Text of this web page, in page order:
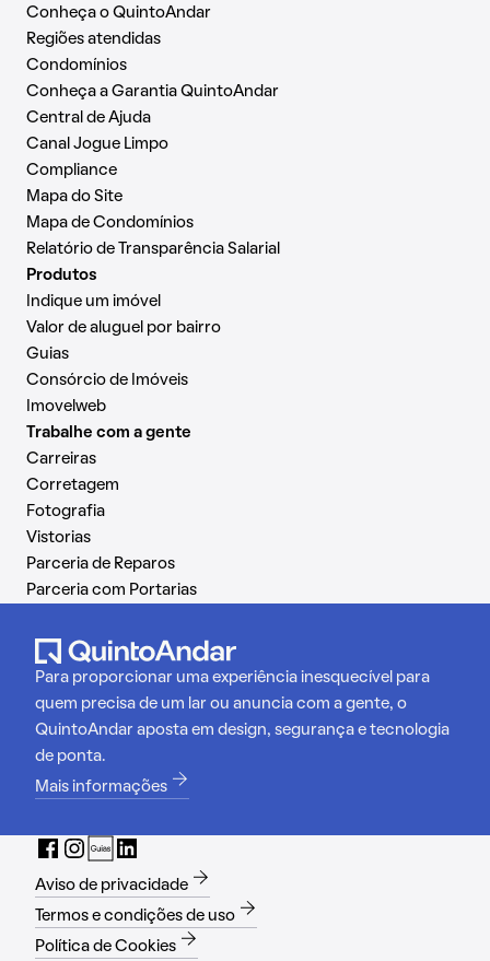
Conheça o QuintoAndar
Regiões atendidas
Condomínios
Conheça a Garantia QuintoAndar
Central de Ajuda
Canal Jogue Limpo
Compliance
Mapa do Site
Mapa de Condomínios
Relatório de Transparência Salarial
Produtos
Indique um imóvel
Valor de aluguel por bairro
Guias
Consórcio de Imóveis
Imovelweb
Trabalhe com a gente
Carreiras
Corretagem
Fotografia
Vistorias
Parceria de Reparos
Parceria com Portarias
Para proporcionar uma experiência inesquecível para
quem precisa de um lar ou anuncia com a gente, o
QuintoAndar aposta em design, segurança e tecnologia
de ponta.
Mais informações
Aviso de privacidade
Termos e condições de uso
Política de Cookies